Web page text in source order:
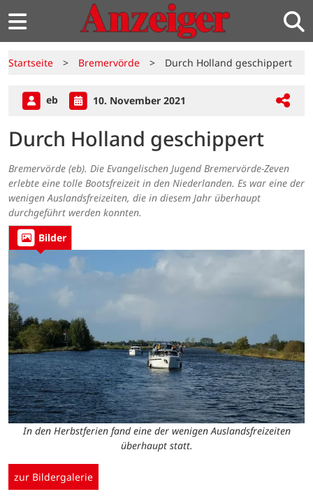
Startseite > Bremervörde > Durch Holland geschippert
eb 10. November 2021
Durch Holland geschippert
Bremervörde (eb). Die Evangelischen Jugend Bremervörde-Zeven
erlebte eine tolle Bootsfreizeit in den Niederlanden. Es war eine der
wenigen Auslandsfreizeiten, die in diesem Jahr überhaupt
durchgeführt werden konnten.
Bilder
In den Herbstferien fand eine der wenigen Auslandsfreizeiten
überhaupt statt.
zur Bildergalerie